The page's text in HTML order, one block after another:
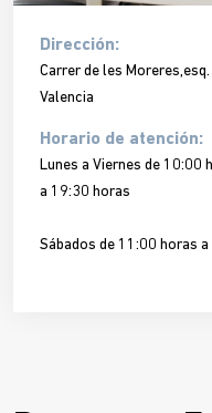
Dirección:
Carrer de les
Valencia
Horario de atención:
Lunes a Viernes de 10:00
a 19:30 horas
Sábados de 11:00 horas